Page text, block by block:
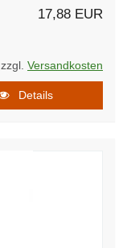
17,88 EUR
Versandkosten
Details